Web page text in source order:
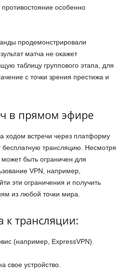
особенно
продемонстрировали
матча не окажет
таблицу группового этапа, для
с точки зрения престижа и
в прямом эфире
ходом встречи через платформу
бесплатную трансляцию. Несмотря
быть ограничен для
VPN, например,
эти ограничения и получить
из любой точки мира.
к трансляции:
(например, ExpressVPN).
свое устройство.